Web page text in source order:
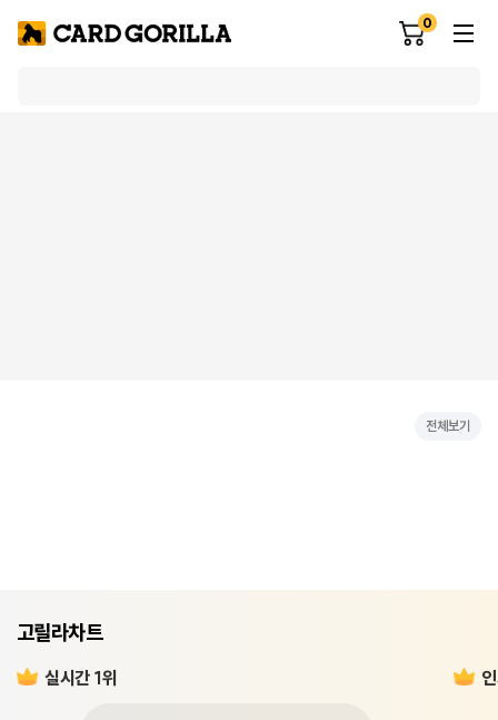
0
전체보기
고릴라차트
실시간 1위